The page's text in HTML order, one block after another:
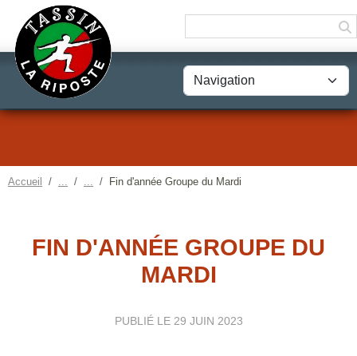
Accueil Fin d'année Groupe du Mardi
FIN D'ANNÉE GROUPE DU
MARDI
PUBLIÉ LE 29 JUIN 2023
Panneau de gestion des cookies